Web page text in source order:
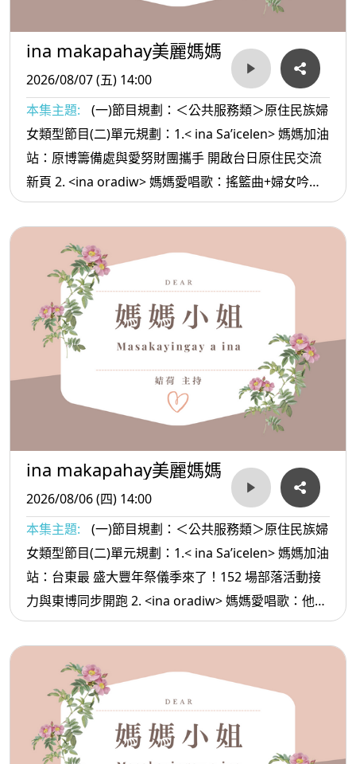
ina makapahay美麗媽媽
2026/08/07 (五) 14:00
本集主題:
(一)節目規劃：＜公共服務類＞原住民族婦
女類型節目(二)單元規劃：1.< ina Sa’icelen> 媽媽加油
站：原博籌備處與愛努財團攜手 開啟台日原住民交流
新頁 2. <ina oradiw> 媽媽愛唱歌：搖籃曲+婦女吟唱
3.< ina Masa’sa >媽媽放輕鬆:家裡 經濟主要的人爸爸
你辛苦了
ina makapahay美麗媽媽
2026/08/06 (四) 14:00
本集主題:
(一)節目規劃：＜公共服務類＞原住民族婦
女類型節目(二)單元規劃：1.< ina Sa’icelen> 媽媽加油
站：台東最 盛大豐年祭儀季來了！152 場部落活動接
力與東博同步開跑 2. <ina oradiw> 媽媽愛唱歌：他的
日子+勇敢 3.< ina Masa’sa >媽媽放輕鬆:情緒穩定的
方法